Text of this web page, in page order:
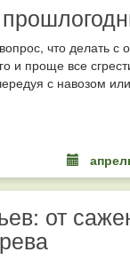
что делать
и проще все
с навозом
от